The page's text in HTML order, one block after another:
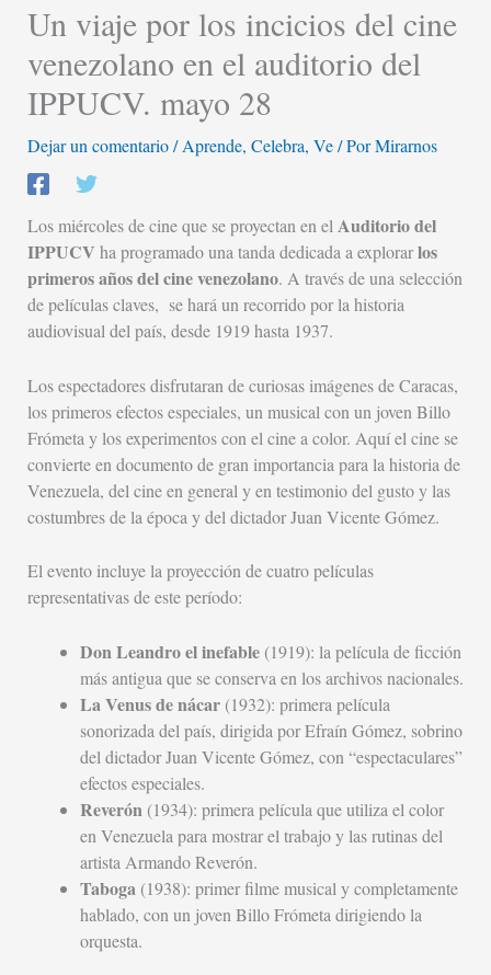
Un viaje por los incicios del cine
venezolano en el auditorio del
IPPUCV. mayo 28
Dejar un comentario /Aprende, Celebra, Ve/ PorMirarnos
Los miércoles de cine que se proyectan en el Auditorio del
IPPUCV ha programado una tanda dedicada a explorarlos
primeros años del cine venezolano. A través de una selección
de películas claves, se hará un recorrido por la historia
audiovisual del país, desde 1919 hasta 1937.
Los espectadores disfrutaran de curiosas imágenes de Caracas,
los primeros efectos especiales, un musical con un joven Billo
Frómeta y los experimentos con el cine a color. Aquí el cine se
convierte en documento de gran importancia para la historia de
Venezuela, del cine en general y en testimonio del gusto y las
costumbres de la época y del dictador Juan Vicente Gómez.
El evento incluye la proyección de cuatro películas
representativas de este período:
Don Leandro el inefable(1919): la película de ficción
más antigua que se conserva en los archivos nacionales.
La Venus de nácar(1932): primera película
sonorizada del país, dirigida por Efraín Gómez, sobrino
del dictador Juan Vicente Gómez, con “espectaculares”
efectos especiales.
Reverón (1934): primera película que utiliza el color
en Venezuela para mostrar el trabajo y las rutinas del
artista Armando Reverón.
Taboga (1938): primer filme musical y completamente
hablado, con un joven Billo Frómeta dirigiendo la
orquesta.